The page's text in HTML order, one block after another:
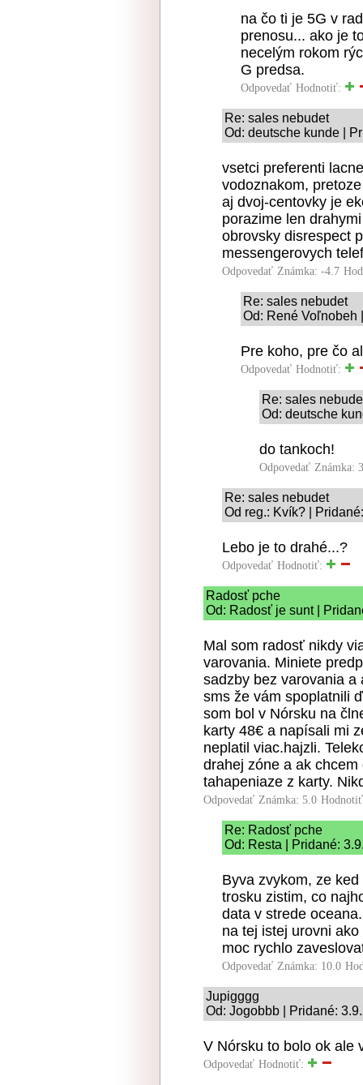
na čo ti je 5G v
prenosu... ako je
necelým rokom
G predsa.
Odpovedať Hodnotiť:
Re: sales nebudet
Od: deutsche kunde |
vsetci preferenti
vodoznakom,
aj dvoj-centovky je
porazime len
obrovsky disrespect
messengerovych
Odpovedať Známka: -4.7
Re: sales nebudet
Od: René Voľnobeh
Pre koho, pre čo
Odpovedať Hodnotiť:
Re: sales
Od: deutsche
do tankoch!
Odpovedať Známka:
Re: sales nebudet
Od reg.: Kvík? |
Lebo je to drahé...?
Odpovedať Hodnotiť:
Radosť pche
Od: Radosť je sunt |
Mal som radosť nikdy
varovania. Miniete
sadzby bez varovania
sms že vám spoplatnili
som bol v Nórsku na
karty 48€ a napísali mi
neplatil viac.hajzli.
drahej zóne a ak
tahapeniaze z karty.
Odpovedať Známka: 5.0
Re: Radosť pche
Od: Resta | Pridané:
Byva zvykom, ze
trosku zistim, co
data v strede
na tej istej urovni
moc rychlo
Odpovedať Známka: 10.0
Jupigggg
Od: Jogobbb | Pridané:
V Nórsku to bolo ok ale
Odpovedať Hodnotiť: